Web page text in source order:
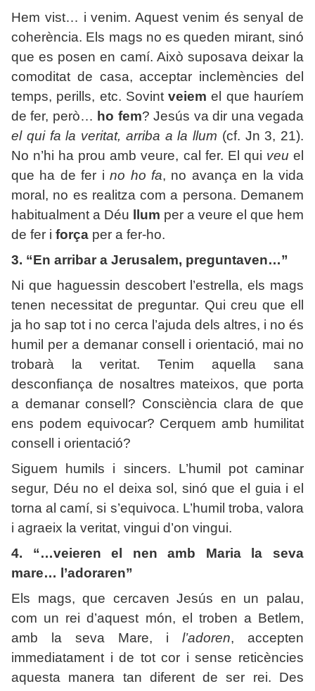
Hem vist… i venim. Aquest venim és senyal de
coherència. Els mags no es queden mirant, sinó
que es posen en camí. Això suposava deixar la
comoditat de casa, acceptar inclemències del
temps, perills, etc. Sovintveiem el que hauríem
de fer, però… ho fem? Jesús va dir una vegada
el qui fa la veritat, arriba a la llum (cf. Jn 3, 21).
No n’hi ha prou amb veure, cal fer. El qui veu el
que ha de fer ino ho fa, no avança en la vida
moral, no es realitza com a persona. Demanem
habitualment a Déu
llum per a veure el que hem
de fer i força per a fer-ho.
3. “En arribar a Jerusalem, preguntaven…”
Ni que haguessin descobert l’estrella, els mags
tenen necessitat de preguntar. Qui creu que ell
ja ho sap tot i no cerca l’ajuda dels altres, i no és
humil per a demanar consell i orientació, mai no
trobarà la veritat. Tenim aquella sana
desconfiança de nosaltres mateixos, que porta
a demanar consell? Consciència clara de que
ens podem equivocar? Cerquem amb humilitat
consell i orientació?
Siguem humils i sincers. L’humil pot caminar
segur, Déu no el deixa sol, sinó que el guia i el
torna al camí, si s’equivoca. L’humil troba, valora
i agraeix la veritat, vingui d’on vingui.
4. “…veieren el nen amb Maria la seva
mare… l’adoraren”
Els mags, que cercaven Jesús en un palau,
com un rei d’aquest món, el troben a Betlem,
amb la seva Mare, i l’adoren, accepten
immediatament i de tot cor i sense reticències
aquesta manera tan diferent de ser rei. Des